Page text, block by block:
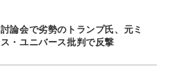
討論会で劣勢のトランプ氏、元ミ
ス・ユニバース批判で反撃